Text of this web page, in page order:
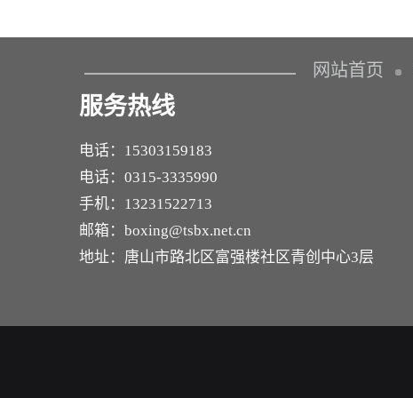
网站首页
服务热线
电话：15303159183
电话：0315-3335990
手机：13231522713
邮箱：boxing@tsbx.net.cn
地址：唐山市路北区富强楼社区青创中心3层